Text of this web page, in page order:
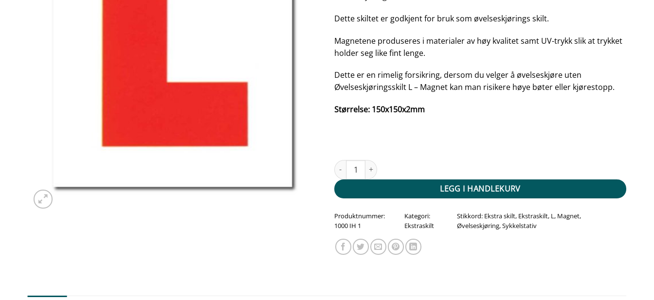
Dette skiltet er godkjent for bruk som øvelseskjørings skilt.
Magnetene produseres i materialer av høy kvalitet samt UV-trykk slik at trykket
holder seg like fint lenge.
Dette er en rimelig forsikring, dersom du velger å øvelseskjøre uten
Øvelseskjøringsskilt L – Magnet kan man risikere høye bøter eller kjørestopp.
Størrelse: 150x150x2mm
Øvelseskjøringsskilt L - Magnet antall
LEGG I HANDLEKURV
Produktnummer:
1000 IH 1
Kategori:
Ekstraskilt
Stikkord: Ekstra skilt, Ekstraskilt, L, Magnet,
Øvelseskjøring,Sykkelstativ